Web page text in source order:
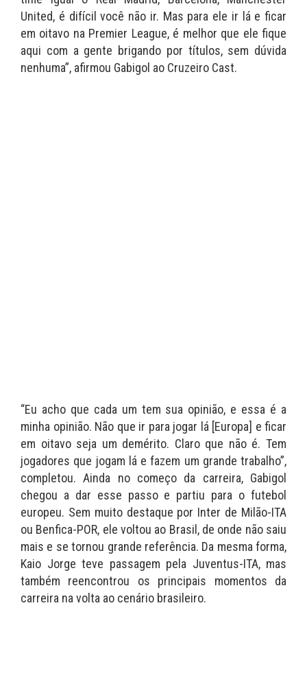
United, é difícil você não ir. Mas para ele ir lá e ficar
em oitavo na Premier League, é melhor que ele fique
aqui com a gente brigando por títulos, sem dúvida
nenhuma”, afirmou Gabigol ao Cruzeiro Cast.
“Eu acho que cada um tem sua opinião, e essa é a
minha opinião. Não que ir para jogar lá [Europa] e ficar
em oitavo seja um demérito. Claro que não é. Tem
jogadores que jogam lá e fazem um grande trabalho”,
completou. Ainda no começo da carreira, Gabigol
chegou a dar esse passo e partiu para o futebol
europeu. Sem muito destaque por Inter de Milão-ITA
ou Benfica-POR, ele voltou ao Brasil, de onde não saiu
mais e se tornou grande referência. Da mesma forma,
Kaio Jorge teve passagem pela Juventus-ITA, mas
também reencontrou os principais momentos da
carreira na volta ao cenário brasileiro.